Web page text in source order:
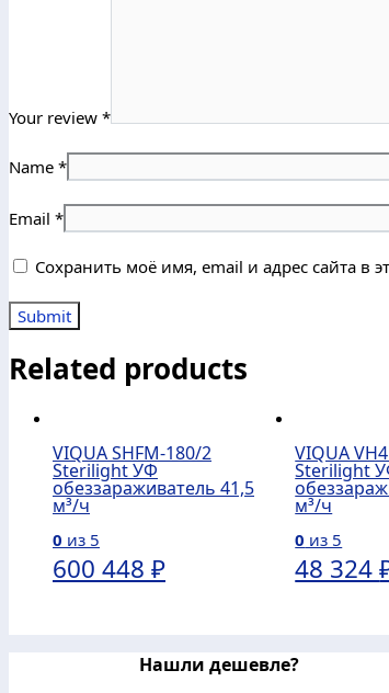
Your review *
Name *
Email *
Сохранить моё имя, email и адрес сайта в
Related products
VIQUA SHFM-180/2
Sterilight УФ
обеззараживатель 41,5
м³/ч
0 из 5
600 448 ₽
VIQUA
Sterilight
м³/ч
0 из 5
48 324
Нашли дешевле?